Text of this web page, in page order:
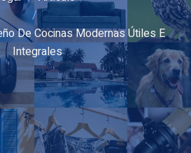
De Cocinas Modernas Útiles E
Integrales